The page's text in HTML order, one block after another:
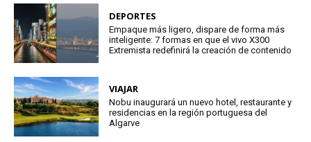
DEPORTES
Empaque más ligero, dispare de forma más
inteligente: 7 formas en que el vivo X300
Extremista redefinirá la creación de contenido
VIAJAR
Nobu inaugurará un nuevo hotel, restaurante y
residencias en la región portuguesa del
Algarve